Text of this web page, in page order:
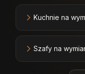
Kuchnie na
Szafy na